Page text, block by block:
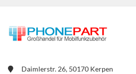
Daimlerstr. 26, 50170 Kerpen